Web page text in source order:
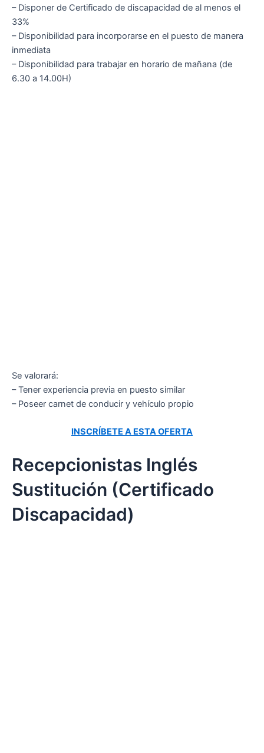
– Disponer de Certificado de discapacidad de al menos el
33%
– Disponibilidad para incorporarse en el puesto de manera
inmediata
– Disponibilidad para trabajar en horario de mañana (de
6.30 a 14.00H)
Se valorará:
– Tener experiencia previa en puesto similar
– Poseer carnet de conducir y vehículo propio
INSCRÍBETE A ESTA OFERTA
Recepcionistas Inglés
Sustitución (Certificado
Discapacidad)